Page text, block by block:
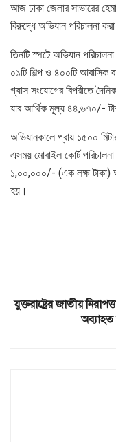
আজ ঢাকা জেলার সাভারের
বিরুদ্ধে অভিযান পরিচালনা
তিনটি স্পটে অভিযান
০১টি শিল্প ও ৪০০টি আবাসিক
গ্যাস সংযোগের বিপরীতে
যার আর্থিক মূল্য ৪৪,৬৭০/-
অভিযানকালে প্রায় ১৫০০
এসময় মোবাইল কোর্ট
১,০০,০০০/- (এক লক্ষ টাকা)
হয়।
যুক্তরাষ্ট্রের জাতীয়
অব্যাহত